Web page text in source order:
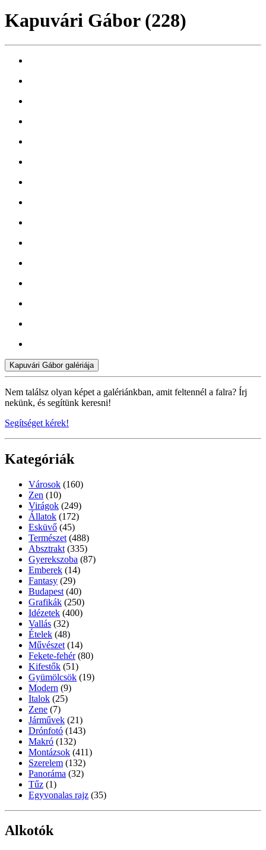
Kapuvári Gábor (228)
Kapuvári Gábor galériája
Nem találsz olyan képet a galériánkban, amit feltennél a falra? Írj
nekünk, és segítünk keresni!
Segítséget kérek!
Kategóriák
Városok (160)
Zen (10)
Virágok (249)
Állatok (172)
Esküvő (45)
Természet (488)
Absztrakt (335)
Gyerekszoba (87)
Emberek (14)
Fantasy (29)
Budapest (40)
Grafikák (250)
Idézetek (400)
Vallás (32)
Ételek (48)
Művészet (14)
Fekete-fehér (80)
Kifestők (51)
Gyümölcsök (19)
Modern (9)
Italok (25)
Zene (7)
Járművek (21)
Drónfotó (143)
Makró (132)
Montázsok (411)
Szerelem (132)
Panoráma (32)
Tűz (1)
Egyvonalas rajz (35)
Alkotók